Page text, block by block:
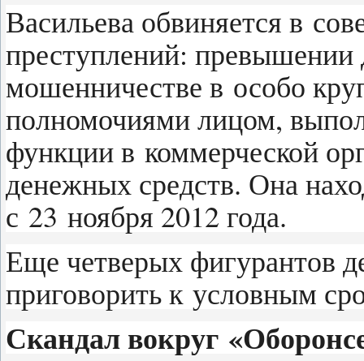
Васильева обвиняется в
преступлений:
мошенничестве в особо
полномочиями лицом,
функции в коммерческой
денежных средств. Она
с 23 ноября 2012 года.
Еще четверых фигурантов
приговорить к условным
Скандал вокруг